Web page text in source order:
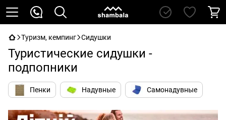
Туризм, кемпинг Сидушки
Туристические сидушки -
подпопники
Пенки Надувные Самонадувные